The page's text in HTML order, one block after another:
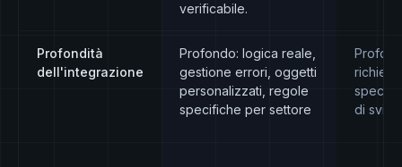
verificabile.
Profondità
dell'integrazione
Profondo: logica reale,
gestione errori, oggetti
personalizzati, regole
specifiche per settore
di